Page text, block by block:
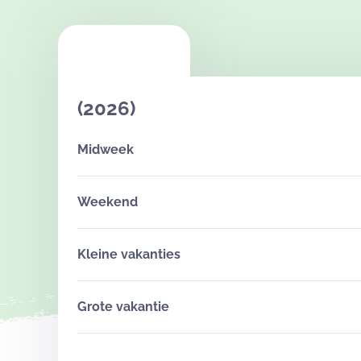
(2026)
Midweek
Weekend
Kleine vakanties
Grote vakantie